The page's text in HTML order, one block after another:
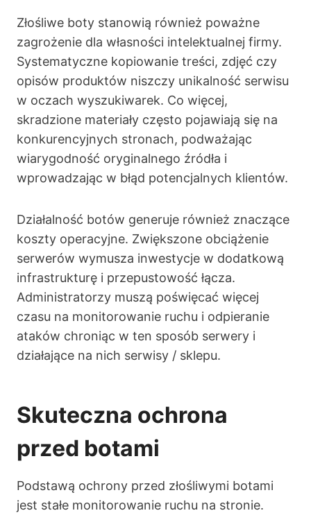
Złośliwe boty stanowią również poważne
zagrożenie dla własności intelektualnej firmy.
Systematyczne kopiowanie treści, zdjęć czy
opisów produktów niszczy unikalność serwisu
w oczach wyszukiwarek. Co więcej,
skradzione materiały często pojawiają się na
konkurencyjnych stronach, podważając
wiarygodność oryginalnego źródła i
wprowadzając w błąd potencjalnych klientów.
Działalność botów generuje również znaczące
koszty operacyjne. Zwiększone obciążenie
serwerów wymusza inwestycje w dodatkową
infrastrukturę i przepustowość łącza.
Administratorzy muszą poświęcać więcej
czasu na monitorowanie ruchu i odpieranie
ataków chroniąc w ten sposób serwery i
działające na nich serwisy / sklepu.
Skuteczna ochrona
przed botami
Podstawą ochrony przed złośliwymi botami
jest stałe monitorowanie ruchu na stronie.